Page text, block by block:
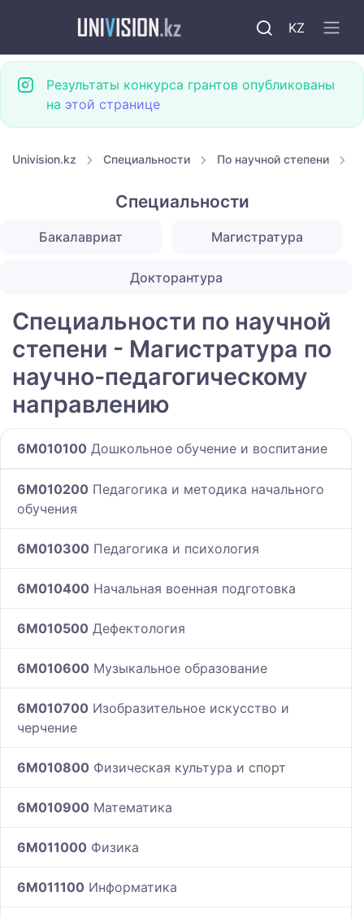
KZ
Результаты конкурса грантов опубликованы
на этой странице
Univision.kz Специальности По научной степени
Специальности
Бакалавриат Магистратура
Докторантура
Специальности по научной
степени - Магистратура по
научно-педагогическому
направлению
6M010100 Дошкольное обучение и воспитание
6M010200 Педагогика и методика начального
обучения
6M010300 Педагогика и психология
6M010400 Начальная военная подготовка
6M010500 Дефектология
6M010600 Музыкальное образование
6M010700 Изобразительное искусство и
черчение
6M010800 Физическая культура и спорт
6M010900 Математика
6M011000 Физика
6M011100 Информатика